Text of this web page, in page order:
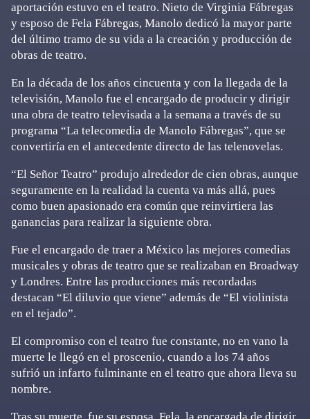
aportación estuvo en el teatro. Nieto de Virginia Fábregas
y esposo de Fela Fábregas, Manolo dedicó la mayor parte
del último tramo de su vida a la creación y producción de
obras de teatro.
En la década de los años cincuenta y con la llegada de la
televisión, Manolo fue el encargado de producir y dirigir
una obra de teatro televisada a la semana a través de su
programa “La telecomedia de Manolo Fábregas”, que se
convertiría en el antecedente directo de las telenovelas.
“El Señor Teatro” produjo alrededor de cien obras, aunque
seguramente en la realidad la cuenta va más allá, pues
como buen apasionado era común que reinvirtiera las
ganancias para realizar la siguiente obra.
Fue el encargado de traer a México las mejores comedias
musicales y obras de teatro que se realizaban en Broadway
y Londres. Entre las producciones más recordadas
destacan “El diluvio que viene” además de “El violinista
en el tejado”.
El compromiso con el teatro fue constante, no en vano la
muerte le llegó en el proscenio, cuando a los 74 años
sufrió un infarto fulminante en el teatro que ahora lleva su
nombre.